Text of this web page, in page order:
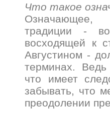
Что такое
Означающее,
традиции -
восходящей к
Августином -
терминах.
что имеет
забывать, что
преодолении